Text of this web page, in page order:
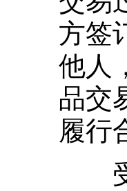
方签
他人
品交
履行
受